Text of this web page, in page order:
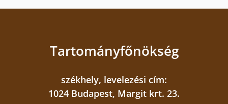
Tartományfőnökség
székhely, levelezési cím:
1024 Budapest, Margit krt. 23.